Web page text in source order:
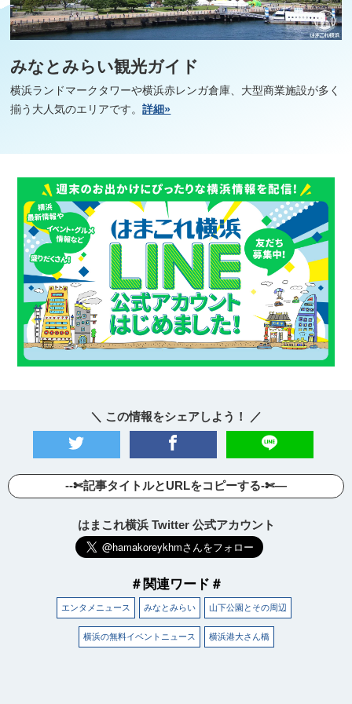
みなとみらい観光ガイド
横浜ランドマークタワーや横浜赤レンガ倉庫、大型商業施設が多く
揃う大人気のエリアです。詳細»
＼ この情報をシェアしよう！ ／
--✄記事タイトルとURLをコピーする-✄—
はまこれ横浜 Twitter 公式アカウント
＃関連ワード＃
エンタメニュース みなとみらい 山下公園とその周辺
横浜の無料イベントニュース 横浜港大さん橋